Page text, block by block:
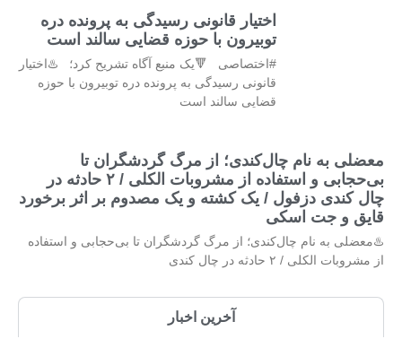
اختیار قانونی رسیدگی به پرونده دره
توبیرون با حوزه قضایی سالند است
#اختصاصی 🔻یک منبع آگاه تشریح کرد؛ ♨️اختیار
قانونی رسیدگی به پرونده دره توبیرون با حوزه
قضایی سالند است
معضلی به نام چال‌کندی؛ از مرگ گردشگران تا
بی‌حجابی و استفاده از مشروبات الکلی / ۲ حادثه در
چال کندی دزفول / یک کشته و یک مصدوم بر اثر برخورد
قایق و جت اسکی
♨️معضلی به نام چال‌کندی؛ از مرگ گردشگران تا بی‌حجابی و استفاده
از مشروبات الکلی / ۲ حادثه در چال کندی
آخرین اخبار